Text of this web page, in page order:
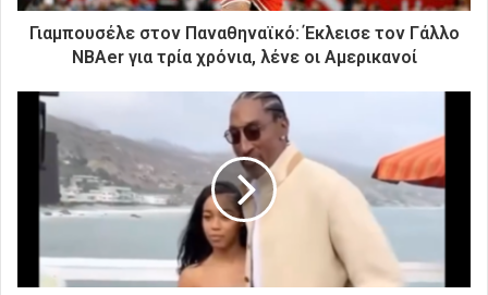
τ
Γιαμπουσέλε στον Παναθηναϊκό: Έκλεισε τον Γάλλο
NBAer για τρία χρόνια, λένε οι Αμερικανοί